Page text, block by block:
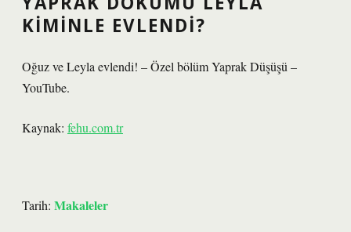
KIMINLE EVLENDI?
Oğuz ve Leyla evlendi! – Özel bölüm Yaprak Düşüşü –
YouTube.
Kaynak: fehu.com.tr
Tarih: Makaleler